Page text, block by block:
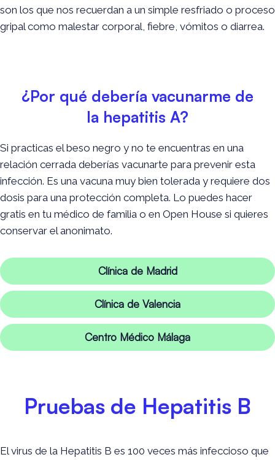
son los que nos recuerdan a un simple resfriado o proceso
gripal como malestar corporal, fiebre, vómitos o diarrea.
¿Por qué debería vacunarme de
la hepatitis A?
Si practicas el beso negro y no te encuentras en una
relación cerrada deberías vacunarte para prevenir esta
infección. Es una vacuna muy bien tolerada y requiere dos
dosis para una protección completa. Lo puedes hacer
gratis en tu médico de familia o en Open House si quieres
conservar el anonimato.
Clínica de Madrid
Clínica de Valencia
Centro Médico Málaga
Pruebas de Hepatitis B
El virus de la Hepatitis B es 100 veces más infeccioso que